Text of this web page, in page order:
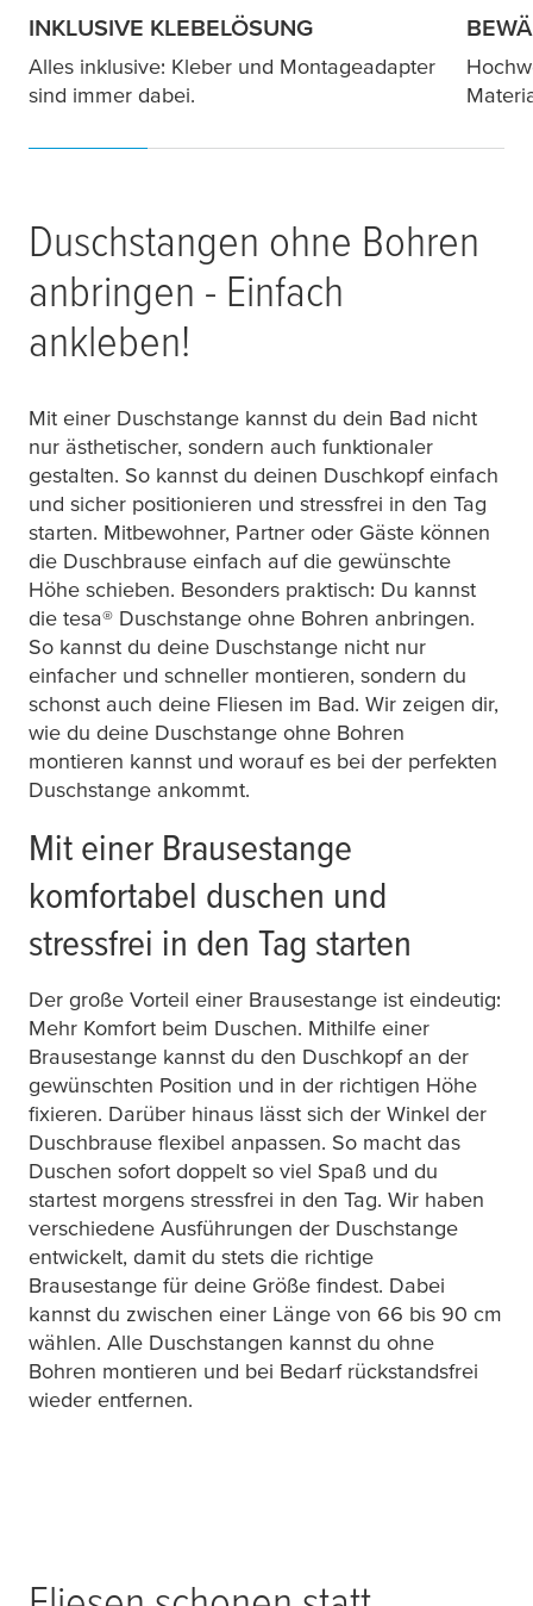
INKLUSIVE KLEBELÖSUNG
Alles inklusive: Kleber und Montageadapter
sind immer dabei.
Duschstangen ohne Bohren
anbringen - Einfach
ankleben!
Mit einer Duschstange kannst du dein Bad nicht
nur ästhetischer, sondern auch funktionaler
gestalten. So kannst du deinen Duschkopf einfach
und sicher positionieren und stressfrei in den Tag
starten. Mitbewohner, Partner oder Gäste können
die Duschbrause einfach auf die gewünschte
Höhe schieben. Besonders praktisch: Du kannst
die tesa® Duschstange ohne Bohren anbringen.
So kannst du deine Duschstange nicht nur
einfacher und schneller montieren, sondern du
schonst auch deine Fliesen im Bad. Wir zeigen dir,
wie du deine Duschstange ohne Bohren
montieren kannst und worauf es bei der perfekten
Duschstange ankommt.
Mit einer Brausestange
komfortabel duschen und
stressfrei in den Tag starten
Der große Vorteil einer Brausestange ist eindeutig:
Mehr Komfort beim Duschen. Mithilfe einer
Brausestange kannst du den Duschkopf an der
gewünschten Position und in der richtigen Höhe
fixieren. Darüber hinaus lässt sich der Winkel der
Duschbrause flexibel anpassen. So macht das
Duschen sofort doppelt so viel Spaß und du
startest morgens stressfrei in den Tag. Wir haben
verschiedene Ausführungen der Duschstange
entwickelt, damit du stets die richtige
Brausestange für deine Größe findest. Dabei
kannst du zwischen einer Länge von 66 bis 90 cm
wählen. Alle Duschstangen kannst du ohne
Bohren montieren und bei Bedarf rückstandsfrei
wieder entfernen.